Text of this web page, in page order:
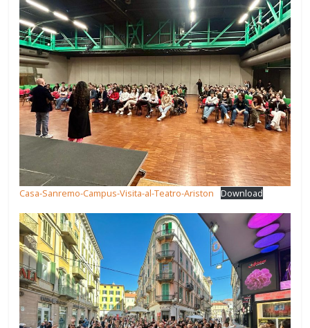
Casa-Sanremo-Campus-Visita-al-Teatro-Ariston Download